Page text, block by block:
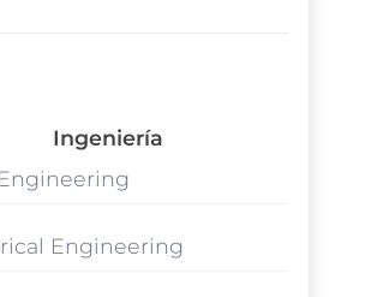
Ingeniería
Engineering